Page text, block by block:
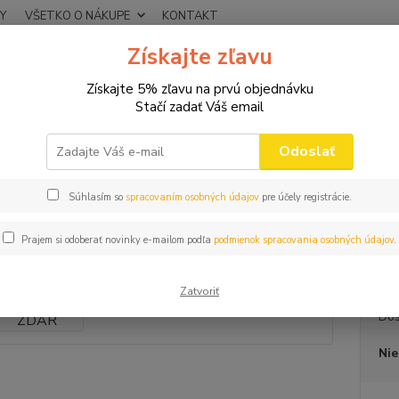
VŠETKO O NÁKUPE KONTAKT
TRIČKÁ NA FĽAŠU Tričko na fľašu LOVU ZDAR
na fľašu LOVU ZDAR
Získajte zľavu
Získajte 5% zľavu na prvú objednávku
Stačí zadať Váš email
Odoslať
Súhlasím so spracovaním osobných údajov pre účely registrácie.
Prajem si odoberať novinky e-mailom podľa podmienok spracovania osobných údajov.
Zatvoriť